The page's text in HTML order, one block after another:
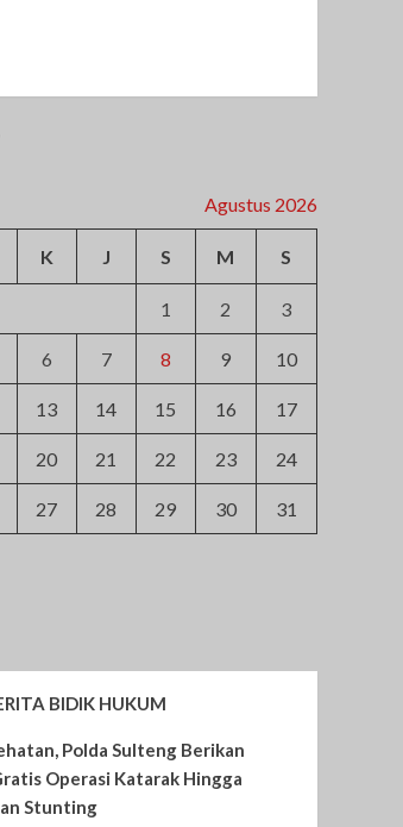
Agustus 2026
K J S M S
1 2 3
6 7 8 9 10
13 14 15 16 17
20 21 22 23 24
27 28 29 30 31
BIDIK HUKUM
Polda Sulteng Berikan
Operasi Katarak Hingga
Stunting